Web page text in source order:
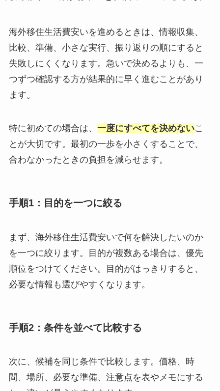
海外移住生活費安いを進めるときは、情報収集、
比較、準備、小さな実行、振り返りの順にすると
失敗しにくくなります。急いで決めるよりも、一
つずつ確認する方が結果的に早く進むことがあり
ます。
特に初めての場合は、 一度にすべてを決めないこ
とが大切です。最初の一歩を小さくすることで、
合わなかったときの負担を減らせます。
手順1：目的を一つに絞る
まず、海外移住生活費安いで何を解決したいのか
を一つに絞ります。目的が複数ある場合は、優先
順位をつけてください。目的がはっきりすると、
必要な情報も選びやすくなります。
手順2：条件を並べて比較する
次に、候補を同じ条件で比較します。価格、時
間、場所、必要な準備、注意点を表やメモにする